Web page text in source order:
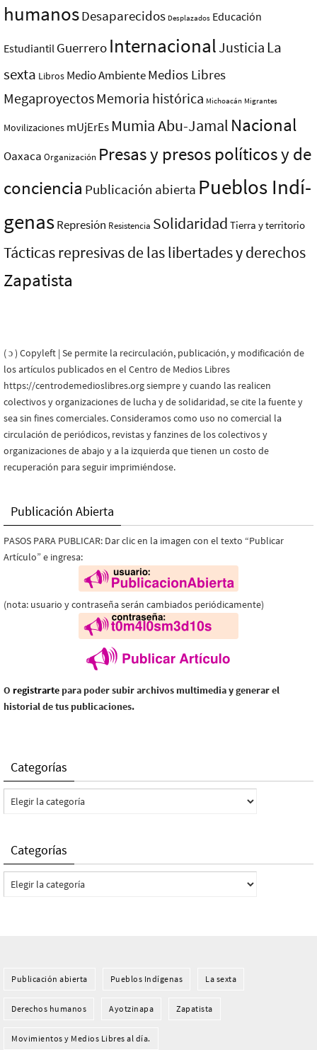
humanosDesaparecidos Desplazados Educación
Estudiantil Guerrero InternacionalJusticia La
sexta Libros Medio AmbienteMedios Libres
MegaproyectosMemoria histórica Michoacán Migrantes
Movilizaciones mUjErEs Mumia Abu-Jamal Nacional
Oaxaca Organización Presas y presos polí­ticos y de
conciencia Publicación abierta Pueblos Indí­
genasRepresión Resistencia Solidaridad Tierra y territorio
Tácticas represivas de las libertades y derechos
Zapatista
( ɔ ) Copyleft | Se permite la recirculación, publicación, y modificación de
los artículos publicados en el Centro de Medios Libres
https://centrodemedioslibres.org siempre y cuando las realicen
colectivos y organizaciones de lucha y de solidaridad, se cite la fuente y
sea sin fines comerciales. Consideramos como uso no comercial la
circulación de periódicos, revistas y fanzines de los colectivos y
organizaciones de abajo y a la izquierda que tienen un costo de
recuperación para seguir imprimiéndose.
Publicación Abierta
PASOS PARA PUBLICAR: Dar clic en la imagen con el texto “Publicar
Artículo” e ingresa:
(nota: usuario y contraseña serán cambiados periódicamente)
O registrarte para poder subir archivos multimedia y generar el
historial de tus publicaciones.
Categorías
Categorías
Categorías
Categorías
Publicación abierta Pueblos Indí­genas La sexta
Derechos humanos Ayotzinapa Zapatista
Movimientos y Medios Libres al día.